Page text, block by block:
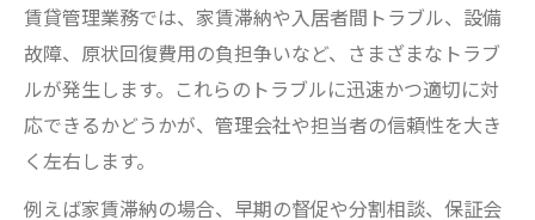
賃貸管理業務では、家賃滞納や入居者間トラブル、設備
故障、原状回復費用の負担争いなど、さまざまなトラブ
ルが発生します。これらのトラブルに迅速かつ適切に対
応できるかどうかが、管理会社や担当者の信頼性を大き
く左右します。
例えば家賃滞納の場合、早期の督促や分割相談、保証会